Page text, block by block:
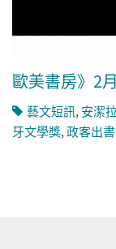
歐美書房》2
藝文短訊,安潔
牙文學獎,政客出書